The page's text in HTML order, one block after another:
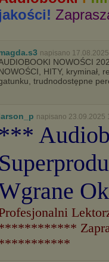
również usunąć
zmian w ustawieniach
.
napisano
NOWOŚCI
HITY, kryminał,
trudnodostępne
napisano 23.09.2025
***